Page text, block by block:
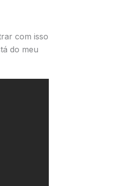
com isso
do meu